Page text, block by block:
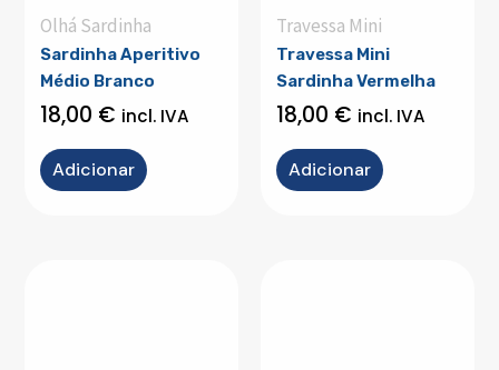
Olhá Sardinha
Sardinha Aperitivo
Médio Branco
18,00 € incl. IVA
Adicionar
Travessa Mini
Travessa Mini
Sardinha Vermelha
18,00 € incl. IVA
Adicionar